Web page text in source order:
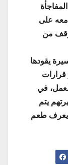
معه على
من
يقودها
قرارات
في
يتم
يعرف طعم